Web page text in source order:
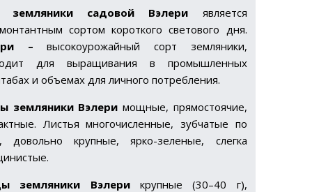
земляники садовой Вэлери является
сортом короткого светового дня.
–высокоурожайный сорт земляники,
для выращивания в промышленных
и объемах для личного потребления.
земляники Вэлери мощные, прямостоячие,
Листья многочисленные, зубчатые по
довольно крупные, ярко-зеленые, слегка
земляники Вэлерикрупные (30–40 г),